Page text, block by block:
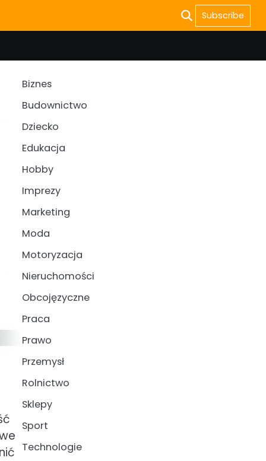
Subscribe
Biznes
Budownictwo
Dziecko
Edukacja
Hobby
Imprezy
Marketing
Moda
Motoryzacja
Nieruchomości
Obcojęzyczne
Praca
Prawo
Przemysł
Rolnictwo
Sklepy
Sport
Technologie